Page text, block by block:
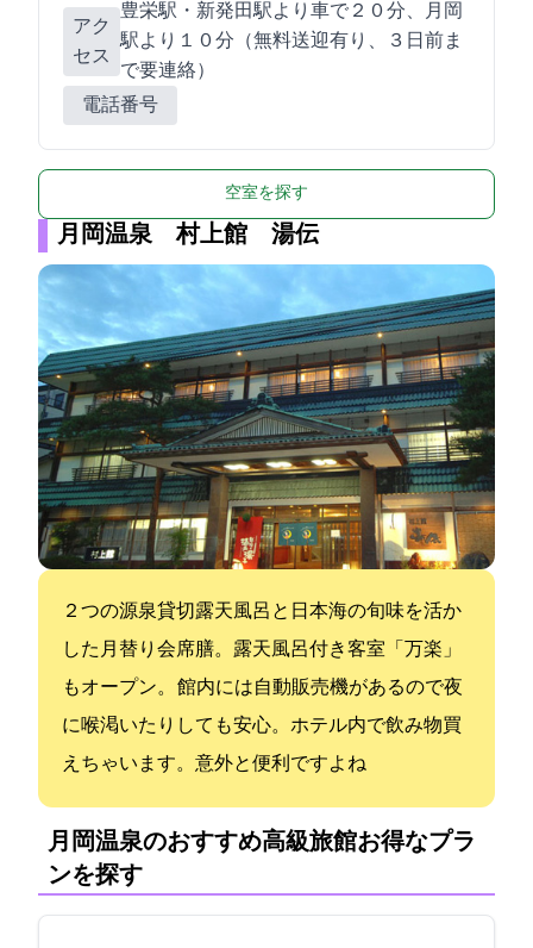
アク
セス
豊栄駅・新発田駅より車で２０分、月岡
駅より１０分（無料送迎有り、３日前ま
で要連絡）
電話番号
空室を探す
月岡温泉 村上館 湯伝
２つの源泉貸切露天風呂と日本海の旬味を活か
した月替り会席膳。露天風呂付き客室「万楽」
もオープン。 館内には自動販売機があるので夜
に喉渇いたりしても安心。ホテル内で飲み物買
えちゃいます。意外と便利ですよね
月岡温泉のおすすめ高級旅館:お得なプラ
ンを探す